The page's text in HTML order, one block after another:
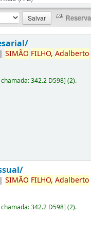
|SIMÃO FILHO, Adalberto
chamada:342.2 D598](2).
|SIMÃO FILHO, Adalberto
chamada:342.2 D598](2).